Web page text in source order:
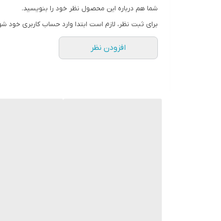
شما هم درباره این محصول نظر خود را بنویسید.
برای ثبت نظر، لازم است ابتدا وارد حساب کاربری خود
افزودن نظر